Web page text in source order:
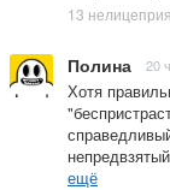
Полина 20
Хотя
ещё